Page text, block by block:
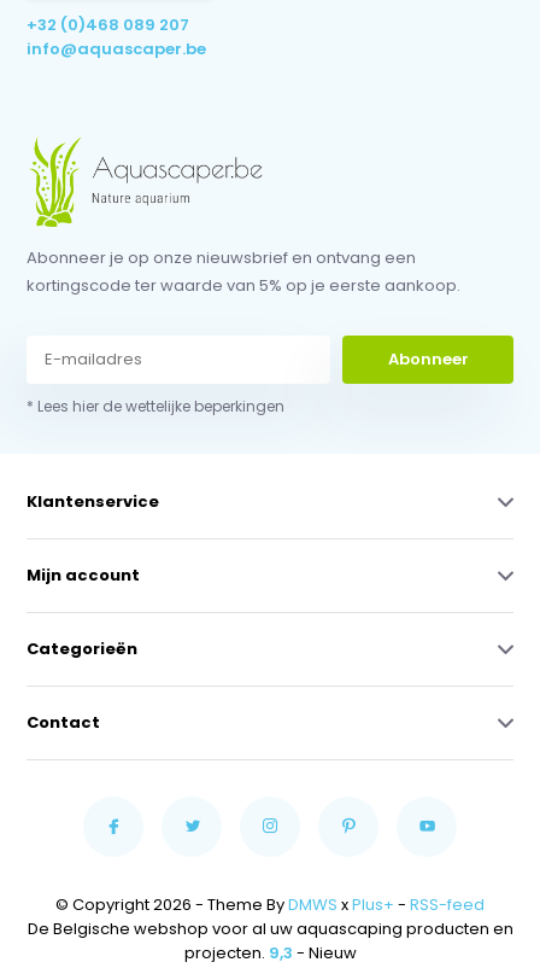
+32 (0)468 089 207
info@aquascaper.be
Abonneer je op onze nieuwsbrief en ontvang een
kortingscode ter waarde van 5% op je eerste aankoop.
Abonneer
* Lees hier de wettelijke beperkingen
Klantenservice
Mijn account
Categorieën
Contact
© Copyright 2026 - Theme ByDMWS xPlus+ - RSS-feed
De Belgische webshop voor al uw aquascaping producten en
projecten. 9,3 - Nieuw